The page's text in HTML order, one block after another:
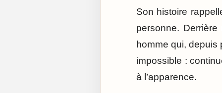
Son histoire
personne.
homme qui,
impossible :
à l’apparence.